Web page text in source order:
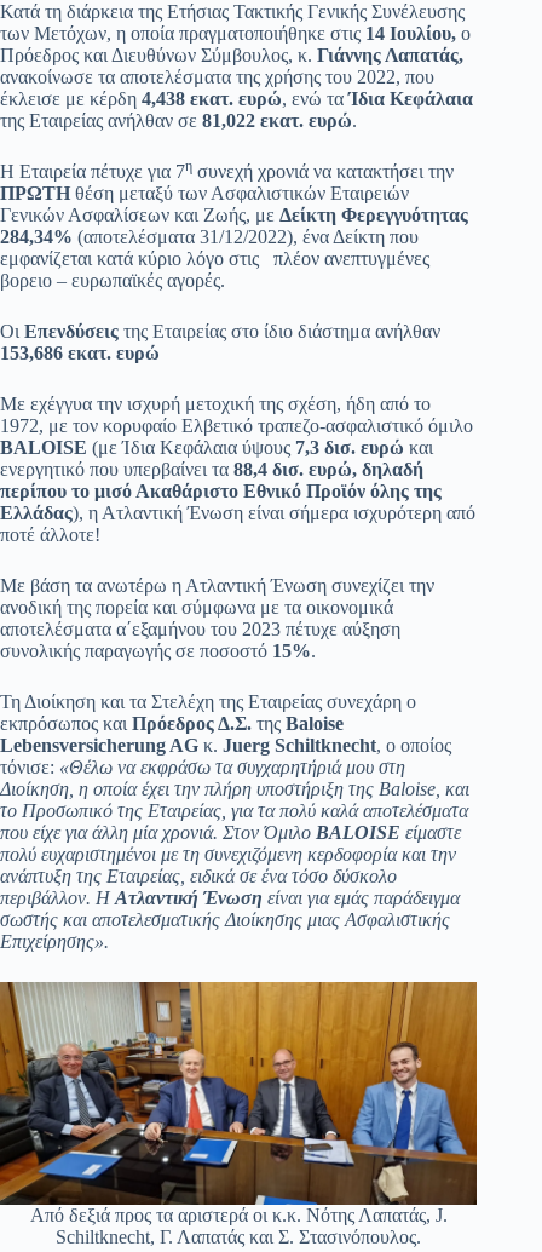
Κατά τη διάρκεια της Ετήσιας Τακτικής Γενικής Συνέλευσης
των Μετόχων, η οποία πραγματοποιήθηκε στις 14 Ιουλίου, ο
Πρόεδρος και Διευθύνων Σύμβουλος, κ. Γιάννης Λαπατάς,
ανακοίνωσε τα αποτελέσματα της χρήσης του 2022, που
έκλεισε με κέρδη 4,438 εκατ. ευρώ, ενώ ταΊδια Κεφάλαια
της Εταιρείας ανήλθαν σε 81,022 εκατ. ευρώ.
Η Εταιρεία πέτυχε για 7η συνεχή χρονιά να κατακτήσει την
ΠΡΩΤΗ θέση μεταξύ των Ασφαλιστικών Εταιρειών
Γενικών Ασφαλίσεων και Ζωής, με Δείκτη Φερεγγυότητας
284,34% (αποτελέσματα 31/12/2022), ένα Δείκτη που
εμφανίζεται κατά κύριο λόγο στις πλέον ανεπτυγμένες
βορειο – ευρωπαϊκές αγορές.
Οι Επενδύσεις της Εταιρείας στο ίδιο διάστημα ανήλθαν
153,686 εκατ. ευρώ
Με εχέγγυα την ισχυρή μετοχική της σχέση, ήδη από το
1972, με τον κορυφαίο Ελβετικό τραπεζο-ασφαλιστικό όμιλο
BALOISE (με Ίδια Κεφάλαια ύψους 7,3 δισ. ευρώ και
ενεργητικό που υπερβαίνει τα 88,4 δισ. ευρώ, δηλαδή
περίπου το μισό Ακαθάριστο Εθνικό Προϊόν όλης της
Ελλάδας), η Ατλαντική Ένωση είναι σήμερα ισχυρότερη από
ποτέ άλλοτε!
Με βάση τα ανωτέρω η Ατλαντική Ένωση συνεχίζει την
ανοδική της πορεία και σύμφωνα με τα οικονομικά
αποτελέσματα α΄εξαμήνου του 2023 πέτυχε αύξηση
συνολικής παραγωγής σε ποσοστό 15%.
Τη Διοίκηση και τα Στελέχη της Εταιρείας συνεχάρη ο
εκπρόσωπος και Πρόεδρος Δ.Σ. της Baloise
Lebensversicherung AG κ. Juerg Schiltknecht, ο οποίος
τόνισε: «Θέλω να εκφράσω τα συγχαρητήριά μου στη
Διοίκηση, η οποία έχει την πλήρη υποστήριξη της Βaloise, και
το Προσωπικό της Εταιρείας, για τα πολύ καλά αποτελέσματα
που είχε για άλλη μία χρονιά. Στον Όμιλο BALOISE είμαστε
πολύ ευχαριστημένοι με τη συνεχιζόμενη κερδοφορία και την
ανάπτυξη της Εταιρείας, ειδικά σε ένα τόσο δύσκολο
περιβάλλον. Η Ατλαντική Ένωση είναι για εμάς παράδειγμα
σωστής και αποτελεσματικής Διοίκησης μιας Ασφαλιστικής
Επιχείρησης».
Από δεξιά προς τα αριστερά οι κ.κ. Νότης Λαπατάς, J.
Schiltknecht, Γ. Λαπατάς και Σ. Στασινόπουλος.